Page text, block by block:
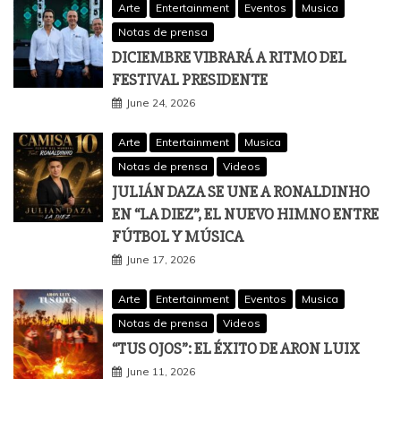
Arte Entertainment Eventos
Musica
Notas de prensa
DICIEMBRE VIBRARÁ A RITMO DEL
FESTIVAL PRESIDENTE
June 24, 2026
Arte Entertainment
Musica
Notas de prensa
Videos
JULIÁN DAZA SE UNE A RONALDINHO
EN “LA DIEZ”, EL NUEVO HIMNO ENTRE
FÚTBOL Y MÚSICA
June 17, 2026
Arte Entertainment Eventos
Musica
Notas de prensa
Videos
“TUS OJOS”: EL ÉXITO DE ARON LUIX
June 11, 2026